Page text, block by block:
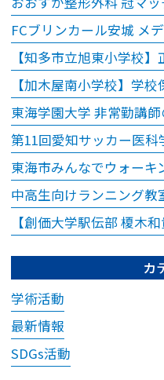
分以上超過され
と、ご予約をキャ
セルさせていた
ますので、お時
余裕を持ってお
ください。
※18歳（高校生
下のご受診につ
18歳（高校生）
の方につきまして
は、保護者同伴
ご受診をお願い
おります。
ご本人様のみでご
院の場合は、保護
の方へご連絡・ご
FCブリンカール安城 メ
東海学園大学 非常勤講
第11回愛知サッカー医科
東海市みんなでウォーキ
中高生向けランニング教
【創価大学駅伝部 榎木
カ
学術活動
最新情報
SDGs活動